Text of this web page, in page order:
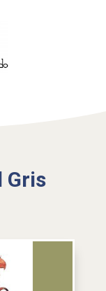
Gris